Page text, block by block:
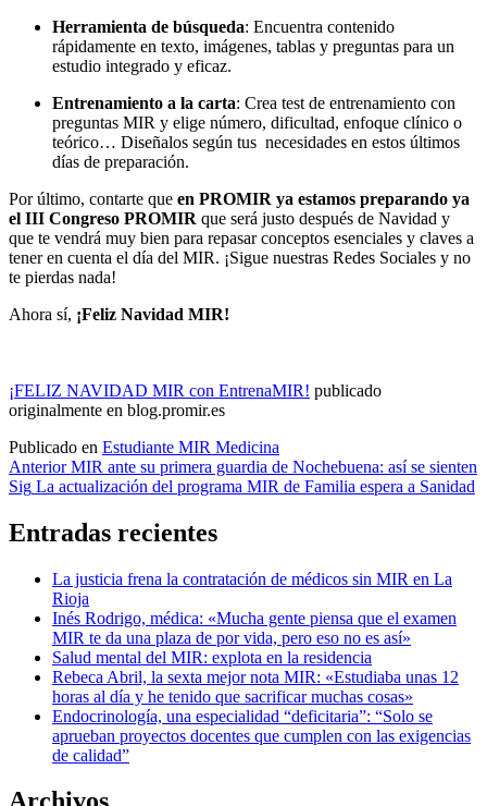
Herramienta de búsqueda: Encuentra contenido
rápidamente en texto, imágenes, tablas y preguntas para un
estudio integrado y eficaz.
Entrenamiento a la carta: Crea test de entrenamiento con
preguntas MIR y elige número, dificultad, enfoque clínico o
teórico… Diseñalos según tus necesidades en estos últimos
días de preparación.
Por último, contarte que en PROMIR ya estamos preparando ya
el III Congreso PROMIR que será justo después de Navidad y
que te vendrá muy bien para repasar conceptos esenciales y claves a
tener en cuenta el día del MIR. ¡Sigue nuestras Redes Sociales y no
te pierdas nada!
Ahora sí, ¡Feliz Navidad MIR!
¡FELIZ NAVIDAD MIR con EntrenaMIR! publicado
originalmente en blog.promir.es
Publicado en Estudiante MIR Medicina
Navegación
de
entradas
Anterior MIR ante su primera guardia de Nochebuena: así se sienten
Sig La actualización del programa MIR de Familia espera a Sanidad
Entradas recientes
La justicia frena la contratación de médicos sin MIR en La
Rioja
Inés Rodrigo, médica: «Mucha gente piensa que el examen
MIR te da una plaza de por vida, pero eso no es así»
Salud mental del MIR: explota en la residencia
Rebeca Abril, la sexta mejor nota MIR: «Estudiaba unas 12
horas al día y he tenido que sacrificar muchas cosas»
Endocrinología, una especialidad “deficitaria”: “Solo se
aprueban proyectos docentes que cumplen con las exigencias
de calidad”